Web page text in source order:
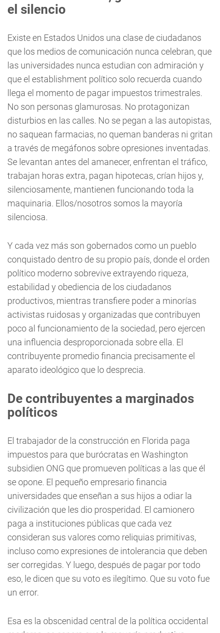
el silencio
Existe en Estados Unidos una clase de ciudadanos
que los medios de comunicación nunca celebran, que
las universidades nunca estudian con admiración y
que el establishment político solo recuerda cuando
llega el momento de pagar impuestos trimestrales.
No son personas glamurosas. No protagonizan
disturbios en las calles. No se pegan a las autopistas,
no saquean farmacias, no queman banderas ni gritan
a través de megáfonos sobre opresiones inventadas.
Se levantan antes del amanecer, enfrentan el tráfico,
trabajan horas extra, pagan hipotecas, crían hijos y,
silenciosamente, mantienen funcionando toda la
maquinaria. Ellos/nosotros somos la mayoría
silenciosa.
Y cada vez más son gobernados como un pueblo
conquistado dentro de su propio país, donde el orden
político moderno sobrevive extrayendo riqueza,
estabilidad y obediencia de los ciudadanos
productivos, mientras transfiere poder a minorías
activistas ruidosas y organizadas que contribuyen
poco al funcionamiento de la sociedad, pero ejercen
una influencia desproporcionada sobre ella. El
contribuyente promedio financia precisamente el
aparato ideológico que lo desprecia.
De contribuyentes a marginados
políticos
El trabajador de la construcción en Florida paga
impuestos para que burócratas en Washington
subsidien ONG que promueven políticas a las que él
se opone. El pequeño empresario financia
universidades que enseñan a sus hijos a odiar la
civilización que les dio prosperidad. El camionero
paga a instituciones públicas que cada vez
consideran sus valores como reliquias primitivas,
incluso como expresiones de intolerancia que deben
ser corregidas. Y luego, después de pagar por todo
eso, le dicen que su voto es ilegítimo. Que su voto fue
un error.
Esa es la obscenidad central de la política occidental